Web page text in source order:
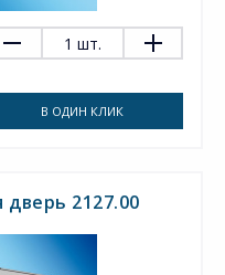
1 шт.
В ОДИН КЛИК
2127.00